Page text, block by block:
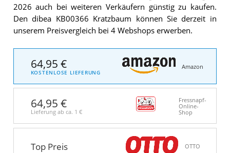
2026 auch bei weiteren Verkäufern günstig zu kaufen.
Den dibea KB00366 Kratzbaum können Sie derzeit in
unserem Preisvergleich bei 4 Webshops erwerben.
64,95 €
KOSTENLOSE LIEFERUNG
Amazon
64,95 €
Lieferung ab ca. 1 €
Fressnapf-
Online-
Shop
Top Preis OTTO